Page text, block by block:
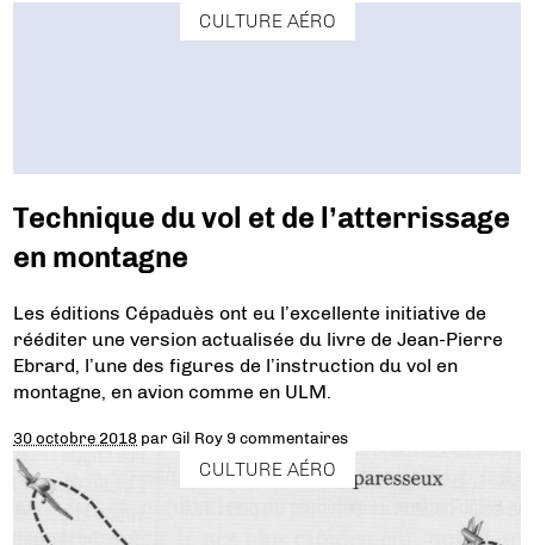
CULTURE AÉRO
Technique du vol et de l’atterrissage
en montagne
Les éditions Cépaduès ont eu l’excellente initiative de
rééditer une version actualisée du livre de Jean-Pierre
Ebrard, l’une des figures de l’instruction du vol en
montagne, en avion comme en ULM.
30 octobre 2018 parGil Roy 9 commentaires
CULTURE AÉRO